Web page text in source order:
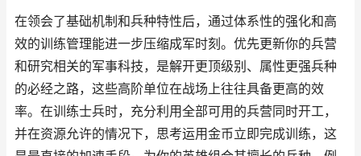
在领会了基础机制和兵种特性后，通过体系性的强化和高
效的训练管理能进一步压缩成军时刻。优先更新你的兵营
和研究相关的军事科技，是解开更顶级别、属性更强兵种
的必经之路，这些高阶单位在战场上往往具备更高的效
率。在训练士兵时，充分利用全部可用的兵营同时开工，
并在资源允许的情况下，思考运用金币立即完成训练，这